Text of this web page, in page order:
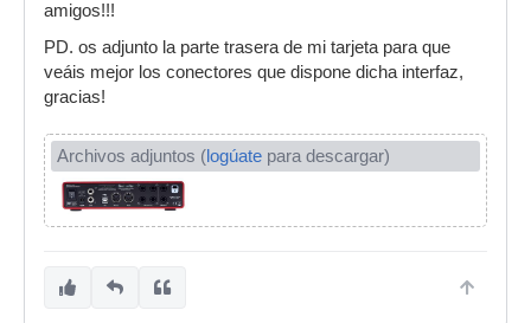
amigos!!!
PD. os adjunto la parte trasera de mi tarjeta para que
veáis mejor los conectores que dispone dicha interfaz,
gracias!
Archivos adjuntos (logúate para descargar)